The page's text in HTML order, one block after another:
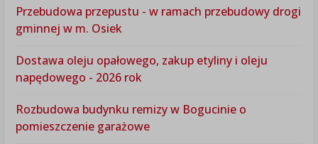
Przebudowa przepustu - w ramach przebudowy drogi
gminnej w m. Osiek
Dostawa oleju opałowego, zakup etyliny i oleju
napędowego - 2026 rok
Rozbudowa budynku remizy w Bogucinie o
pomieszczenie garażowe